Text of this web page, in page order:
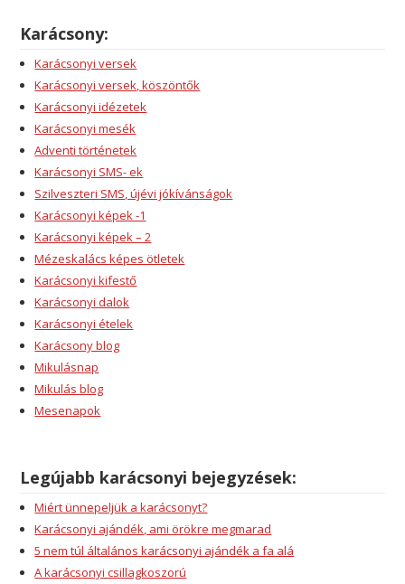
Karácsony:
Karácsonyi versek
Karácsonyi versek, köszöntők
Karácsonyi idézetek
Karácsonyi mesék
Adventi történetek
Karácsonyi SMS- ek
Szilveszteri SMS, újévi jókívánságok
Karácsonyi képek -1
Karácsonyi képek – 2
Mézeskalács képes ötletek
Karácsonyi kifestő
Karácsonyi dalok
Karácsonyi ételek
Karácsony blog
Mikulásnap
Mikulás blog
Mesenapok
Legújabb karácsonyi bejegyzések:
Miért ünnepeljük a karácsonyt?
Karácsonyi ajándék, ami örökre megmarad
5 nem túl általános karácsonyi ajándék a fa alá
A karácsonyi csillagkoszorú